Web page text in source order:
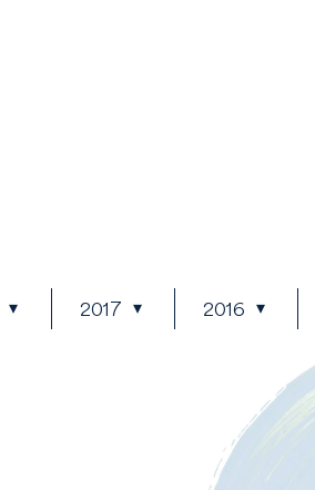
2017 2016